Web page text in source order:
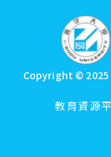
Copyright © 2025
教育資源